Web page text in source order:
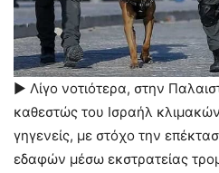
► Λίγο νοτιότερα, στην
καθεστώς του Ισραήλ
γηγενείς, με στόχο την
εδαφών μέσω εκστρατείας